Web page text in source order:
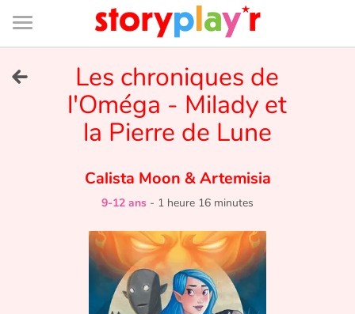
Connexion
Bibliothèque
de
page
Je me connecte
Bibliothèque
Les chroniques de
l'Oméga - Milady et
la Pierre de Lune
Calista Moon &Artemisia
9-12 ans - 1 heure 16 minutes